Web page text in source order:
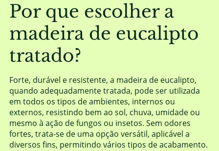
Por que escolher a
madeira de eucalipto
tratado?
Forte, durável e resistente, a madeira de eucalipto,
quando adequadamente tratada, pode ser utilizada
em todos os tipos de ambientes, internos ou
externos, resistindo bem ao sol, chuva, umidade ou
mesmo à ação de fungos ou insetos. Sem odores
fortes, trata-se de uma opção versátil, aplicável a
diversos fins, permitindo vários tipos de acabamento.